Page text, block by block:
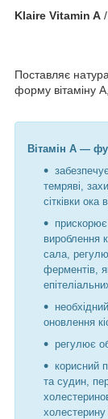
Klaire Vitamin A
Поставляє
форму вітаміну
Вітамін А —
темряві,
сітківки ока
вироблення
сала,
ферментів,
оновлення
регулює
корисний
та судин,
холестерину